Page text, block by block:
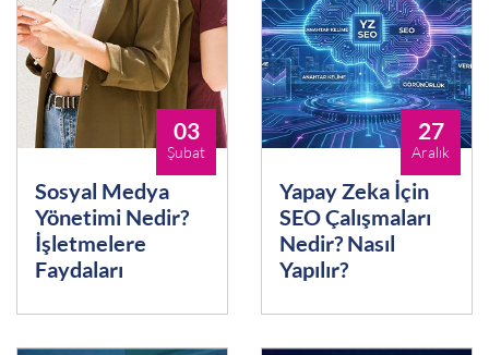
03
Şubat
Sosyal Medya
Yönetimi Nedir?
İşletmelere
Faydaları
27
Aralık
Yapay Zeka İçin
SEO Çalışmaları
Nedir? Nasıl
Yapılır?